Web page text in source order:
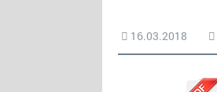
16.03.2018